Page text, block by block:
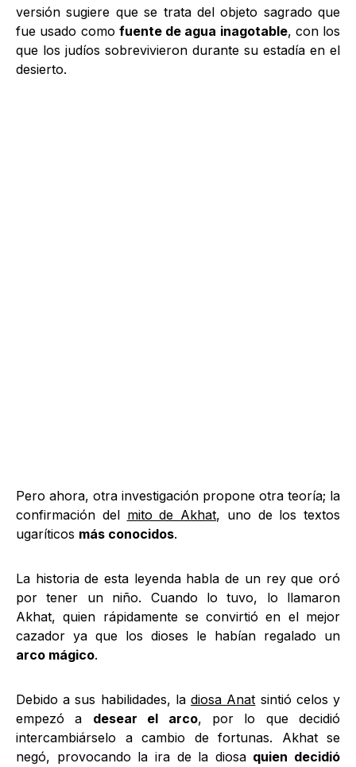
versión sugiere que se trata del objeto sagrado que
fue usado como fuente de agua inagotable, con los
que los judíos sobrevivieron durante su estadía en el
desierto.
Pero ahora, otra investigación propone otra teoría; la
confirmación del mito de Akhat, uno de los textos
ugaríticos más conocidos.
La historia de esta leyenda habla de un rey que oró
por tener un niño. Cuando lo tuvo, lo llamaron
Akhat, quien rápidamente se convirtió en el mejor
cazador ya que los dioses le habían regalado un
arco mágico.
Debido a sus habilidades, ladiosa Anat sintió celos y
empezó a desear el arco, por lo que decidió
intercambiárselo a cambio de fortunas. Akhat se
negó, provocando la ira de la diosa quien decidió